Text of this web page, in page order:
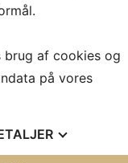
af cookies og
på vores